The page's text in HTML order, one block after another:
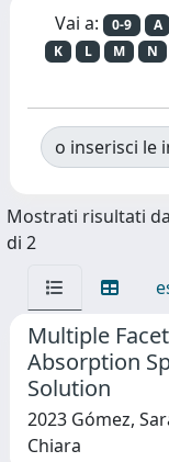
Vai a: 0-9 A
K
L M N
o inserisci le
Mostrati risultati
di 2
Multiple
Absorption
Solution
2023 Gómez,
Chiara